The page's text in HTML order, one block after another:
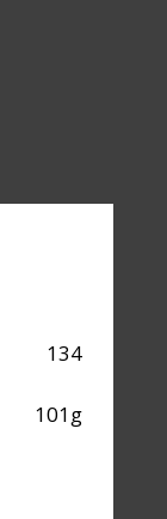
134
101g